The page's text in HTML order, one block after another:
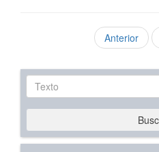
Anterior
Texto